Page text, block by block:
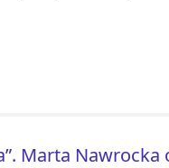
Marta Nawrocka